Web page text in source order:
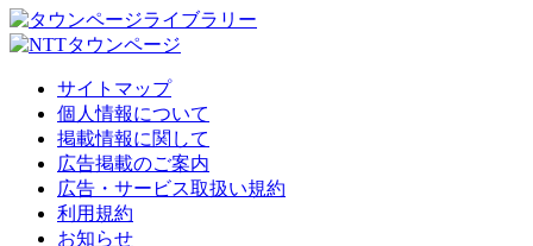
サイトマップ
個人情報について
掲載情報に関して
広告掲載のご案内
広告・サービス取扱い規約
利用規約
お知らせ